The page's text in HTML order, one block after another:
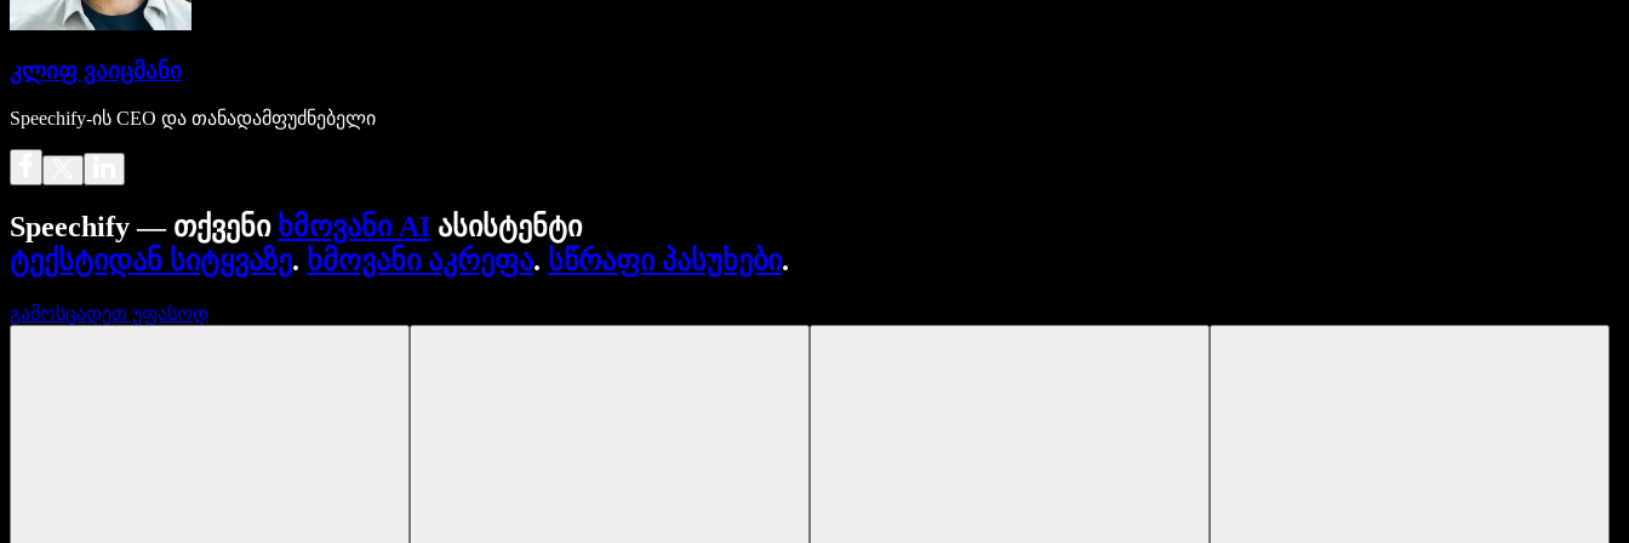
კლიფ ვაიცმანი
Speechify-ის CEO და თანადამფუძნებელი
Speechify — თქვენი ხმოვანი AI ასისტენტი
ტექსტიდან სიტყვაზე. ხმოვანი აკრეფა. სწრაფი პასუხები.
გამოსცადეთ უფასოდ